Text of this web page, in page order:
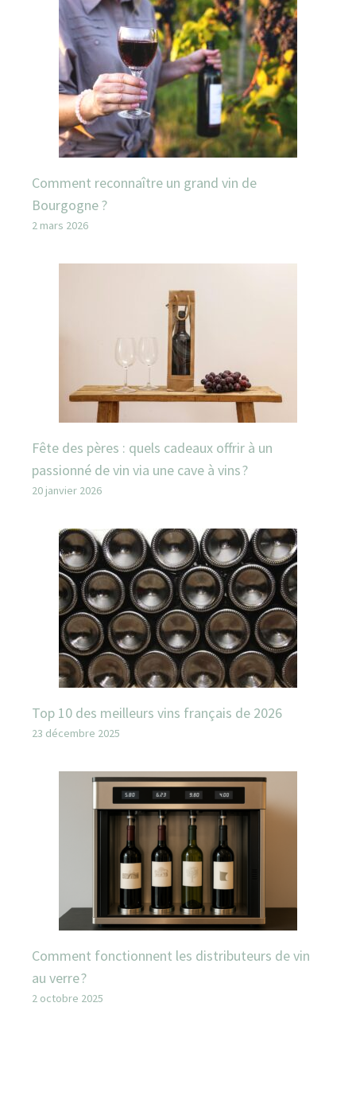
Comment reconnaître un grand vin de
Bourgogne ?
2 mars 2026
Fête des pères : quels cadeaux offrir à un
passionné de vin via une cave à vins ?
20 janvier 2026
Top 10 des meilleurs vins français de 2026
23 décembre 2025
Comment fonctionnent les distributeurs de vin
au verre ?
2 octobre 2025